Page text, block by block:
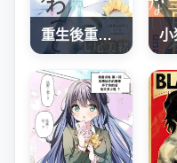
重生後重新開始